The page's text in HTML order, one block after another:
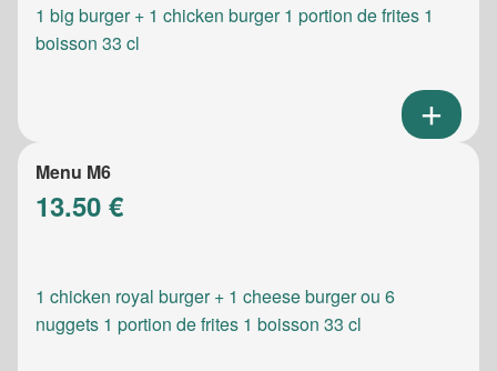
1 big burger + 1 chicken burger 1 portion de frites 1
boisson 33 cl
Menu M6
13.50 €
1 chicken royal burger + 1 cheese burger ou 6
nuggets 1 portion de frites 1 boisson 33 cl